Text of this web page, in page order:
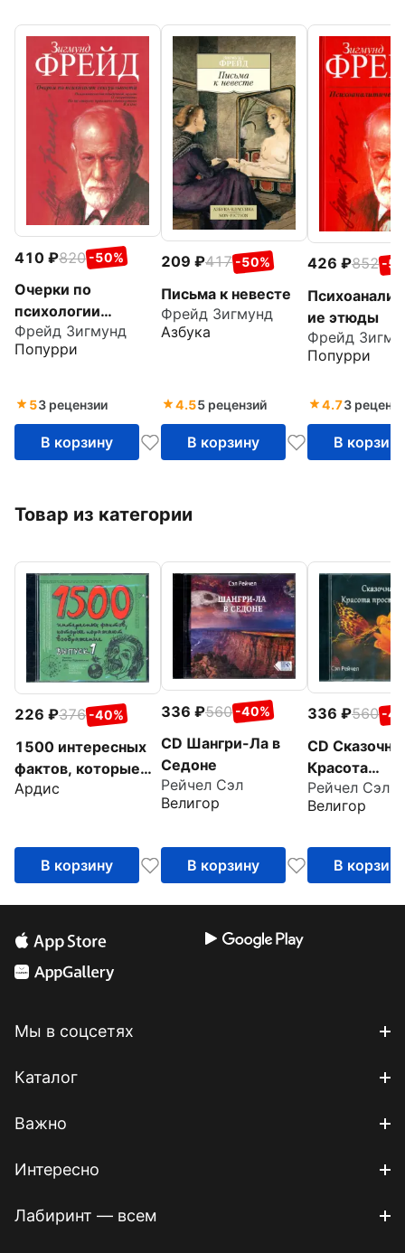
410 820 -50%
Очерки по
психологии
сексуальности
Фрейд Зигмунд
Попурри
53 рецензии
В корзину
209 417 -50%
Письма к невесте
Фрейд Зигмунд
Азбука
4.55 рецензий
В корзину
426 852 -
ие этюды
Фрейд
Попурри
4.73
В корзину
Товар из категории
226 376 -40%
1500 интересных
фактов, которые
поражают
Ардис
В корзину
336 560 -40%
CD Шангри-Ла в
Седоне
Рейчел Сэл
Велигор
В корзину
336 560 -
CD
Красота
Рейчел Сэл
Велигор
В корзину
Мы в соцсетях
Каталог
Важно
Интересно
Лабиринт — всем